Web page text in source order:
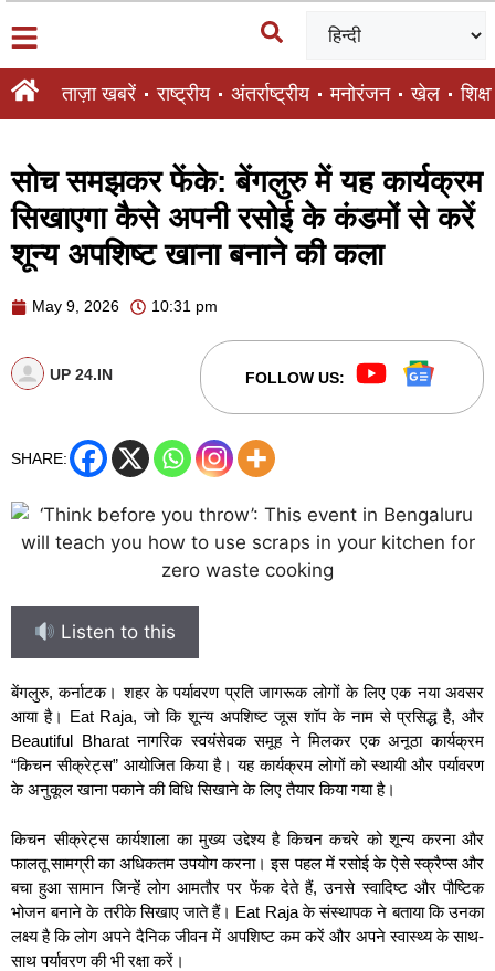
ताज़ा खबरें राष्ट्रीय अंतर्राष्ट्रीय मनोरंजन खेल शिक्षा
सोच समझकर फेंके: बेंगलुरु में यह कार्यक्रम
सिखाएगा कैसे अपनी रसोई के कंडमों से करें
शून्य अपशिष्ट खाना बनाने की कला
May 9, 2026 10:31 pm
UP 24.IN FOLLOW US:
SHARE:
Listen to this
बेंगलुरु, कर्नाटक। शहर के पर्यावरण प्रति जागरूक लोगों के लिए एक नया अवसर
आया है। Eat Raja, जो कि शून्य अपशिष्ट जूस शॉप के नाम से प्रसिद्ध है, और
Beautiful Bharat नागरिक स्वयंसेवक समूह ने मिलकर एक अनूठा कार्यक्रम
“किचन सीक्रेट्स” आयोजित किया है। यह कार्यक्रम लोगों को स्थायी और पर्यावरण
के अनुकूल खाना पकाने की विधि सिखाने के लिए तैयार किया गया है।
किचन सीक्रेट्स कार्यशाला का मुख्य उद्देश्य है किचन कचरे को शून्य करना और
फालतू सामग्री का अधिकतम उपयोग करना। इस पहल में रसोई के ऐसे स्क्रैप्स और
बचा हुआ सामान जिन्हें लोग आमतौर पर फेंक देते हैं, उनसे स्वादिष्ट और पौष्टिक
भोजन बनाने के तरीके सिखाए जाते हैं। Eat Raja के संस्थापक ने बताया कि उनका
लक्ष्य है कि लोग अपने दैनिक जीवन में अपशिष्ट कम करें और अपने स्वास्थ्य के साथ-
साथ पर्यावरण की भी रक्षा करें।